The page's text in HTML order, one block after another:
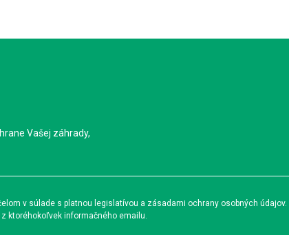
Vašej záhrady,
v súlade s platnou legislatívou a zásadami ochrany osobných
ktoréhokoľvek informačného emailu.